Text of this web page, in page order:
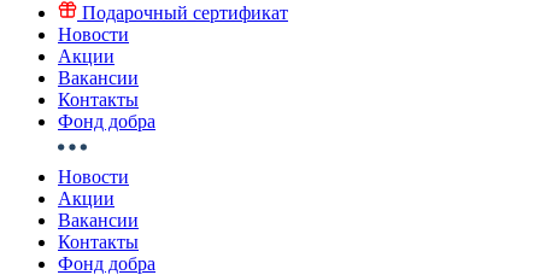
Подарочный сертификат
Новости
Акции
Вакансии
Контакты
Фонд добра
Новости
Акции
Вакансии
Контакты
Фонд добра